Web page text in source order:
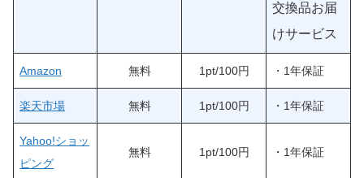
交換品お届
けサービス
Amazon 無料 1pt/100円 ・1年保証
楽天市場 無料 1pt/100円 ・1年保証
Yahoo!ショッ
ピング
無料 1pt/100円 ・1年保証